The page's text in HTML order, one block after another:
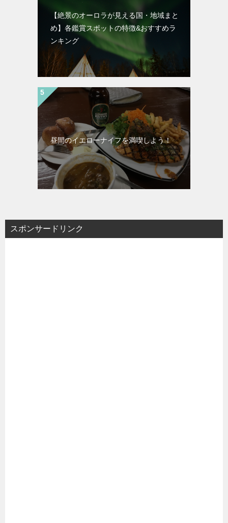
【絶景のオーロラが見える国・地域まと
め】各鑑賞スポットの特徴&おすすめラ
ンキング
昼間のイエローナイフを満喫しよう！
スポンサードリンク